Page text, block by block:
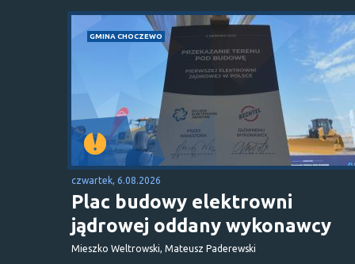
GMINA CHOCZEWO
czwartek, 6.08.2026
Plac budowy elektrowni
jądrowej oddany wykonawcy
Mieszko Weltrowski, Mateusz Paderewski